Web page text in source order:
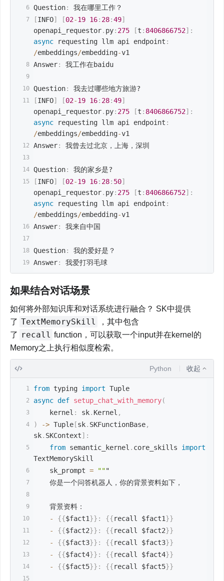
Question:
我在哪里工作？
[INFO] [02-19 16: 28:49]
openapi_requestor. py: 275 [t : 8406866752] :
async requesting llm api endpoint :
/embeddings/embedding-v1
Answer: 我工作在baidu
Question:
我去过哪些地方旅游?
[INFO] [02-19 16: 28:49]
openapi_requestor. py: 275 [t : 8406866752] :
async requesting llm api endpoint :
/embeddings/embedding-v1
Answer: 我曾去过北京，上海，深圳
Question:
我的家乡是?
[INFO] [02-19 16: 28: 50]
openapi_requestor. py: 275 [t : 8406866752] :
async requesting llm api endpoint :
/embeddings/embedding-v1
Answer: 我来自中国
Question:
我的爱好是？
Answer: 我爱打羽毛球
如果结合对话场景
如何将外部知识库和对话系统进行融合？ SK中提供
了 TextMemorySkill
，其中包含
了 recall function，可以获取一个input并在kernel的
Memory之上执行相似度检索。
Python 收起
from typing import Tuple
async def setup_chat_with_memory(
    kernel
: sk. Kernel ,
)
-> Tuple [sk. SKFunctionBase,
sk. SKContext] :
from semantic_kernel . core_skills import
TextMemorySkill
    sk_prompt
= """
    你是一个问答机器人，你的背景资料如下，
    背景资料：
-
{{$fact1}} : {{recall $fact1}}
-
{{$fact2}} : {{recall $fact2}}
-
{{$fact3}} : {{recall $fact3}}
-
{{$fact4}} : {{recall $fact4}}
-
{{$fact5}} : {{recall $fact5}}